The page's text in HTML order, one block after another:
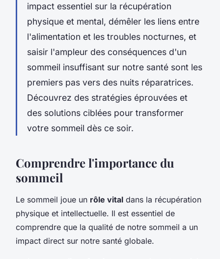
impact essentiel sur la récupération
physique et mental, démêler les liens entre
l'alimentation et les troubles nocturnes, et
saisir l'ampleur des conséquences d'un
sommeil insuffisant sur notre santé sont les
premiers pas vers des nuits réparatrices.
Découvrez des stratégies éprouvées et
des solutions ciblées pour transformer
votre sommeil dès ce soir.
Comprendre l'importance du
sommeil
Le sommeil joue un rôle vital dans la récupération
physique et intellectuelle. Il est essentiel de
comprendre que la qualité de notre sommeil a un
impact direct sur notre santé globale.